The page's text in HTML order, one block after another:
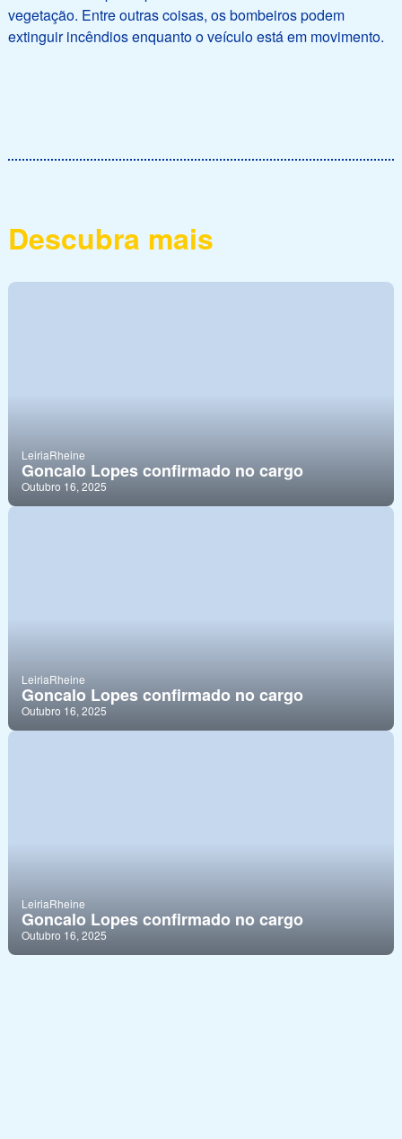
vegetação. Entre outras coisas, os bombeiros podem
extinguir incêndios enquanto o veículo está em movimento.
Descubra mais
LeiriaRheine
Goncalo Lopes confirmado no cargo
Outubro 16, 2025
LeiriaRheine
Goncalo Lopes confirmado no cargo
Outubro 16, 2025
LeiriaRheine
Goncalo Lopes confirmado no cargo
Outubro 16, 2025